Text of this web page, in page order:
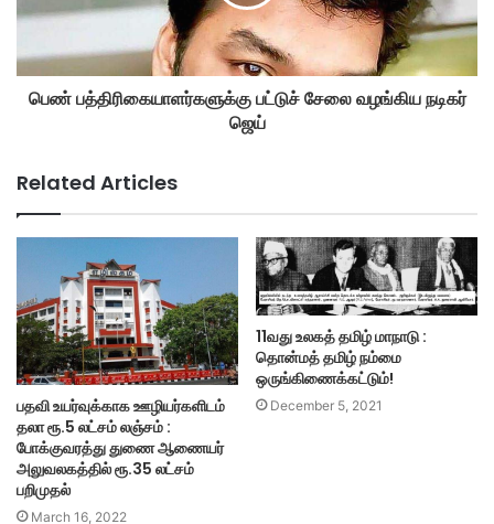
பெண் பத்திரிகையாளர்களுக்கு பட்டுச் சேலை வழங்கிய நடிகர்
ஜெய்
Related Articles
பதவி உயர்வுக்காக ஊழியர்களிடம்
தலா ரூ.5 லட்சம் லஞ்சம் :
போக்குவரத்து துணை ஆணையர்
அலுவலகத்தில் ரூ.35 லட்சம்
பறிமுதல்
March 16, 2022
11வது உலகத் தமிழ் மாநாடு :
தொன்மத் தமிழ் நம்மை
ஒருங்கிணைக்கட்டும்!
December 5, 2021